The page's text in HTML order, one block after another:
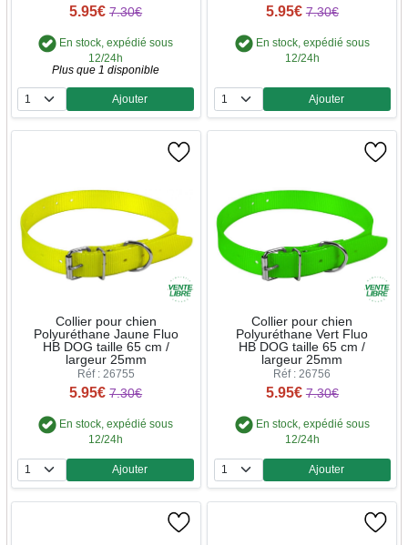
5.95€ 7.30€
En stock, expédié sous
12/24h
Plus que 1 disponible
Quantité
Ajouter
5.95€ 7.30€
En stock, expédié sous
12/24h
Quantité
Ajouter
Collier pour chien
Polyuréthane Jaune Fluo
HB DOG taille 65 cm /
largeur 25mm
Réf : 26755
5.95€ 7.30€
En stock, expédié sous
12/24h
Quantité
Ajouter
Collier pour chien
Polyuréthane Vert Fluo
HB DOG taille 65 cm /
largeur 25mm
Réf : 26756
5.95€ 7.30€
En stock, expédié sous
12/24h
Quantité
Ajouter